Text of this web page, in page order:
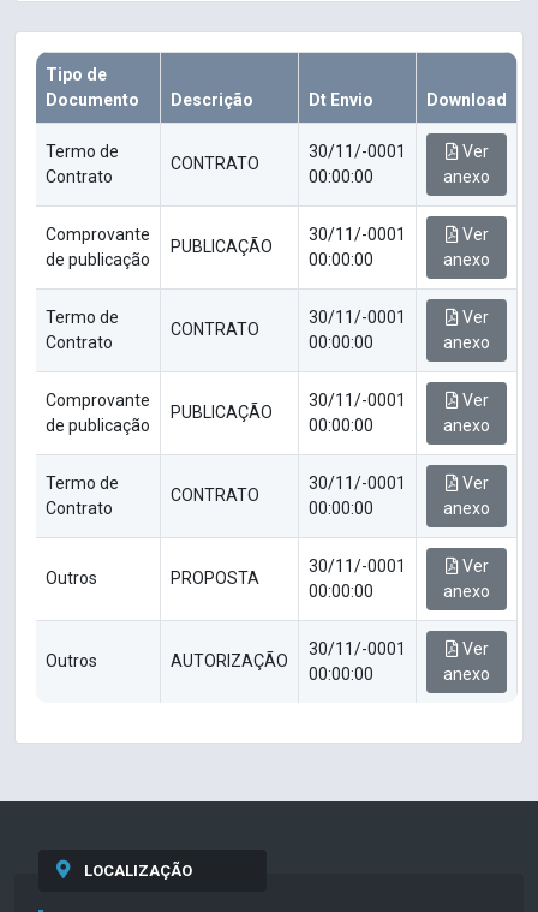
Tipo de
Documento
Descrição Dt Envio Download
Termo de
Contrato
CONTRATO
30/11/-0001
00:00:00
Ver
anexo
Comprovante
de publicação
PUBLICAÇÃO
30/11/-0001
00:00:00
Ver
anexo
Termo de
Contrato
CONTRATO
30/11/-0001
00:00:00
Ver
anexo
Comprovante
de publicação
PUBLICAÇÃO
30/11/-0001
00:00:00
Ver
anexo
Termo de
Contrato
CONTRATO
30/11/-0001
00:00:00
Ver
anexo
Outros PROPOSTA
30/11/-0001
00:00:00
Ver
anexo
Outros AUTORIZAÇÃO
30/11/-0001
00:00:00
Ver
anexo
LOCALIZAÇÃO